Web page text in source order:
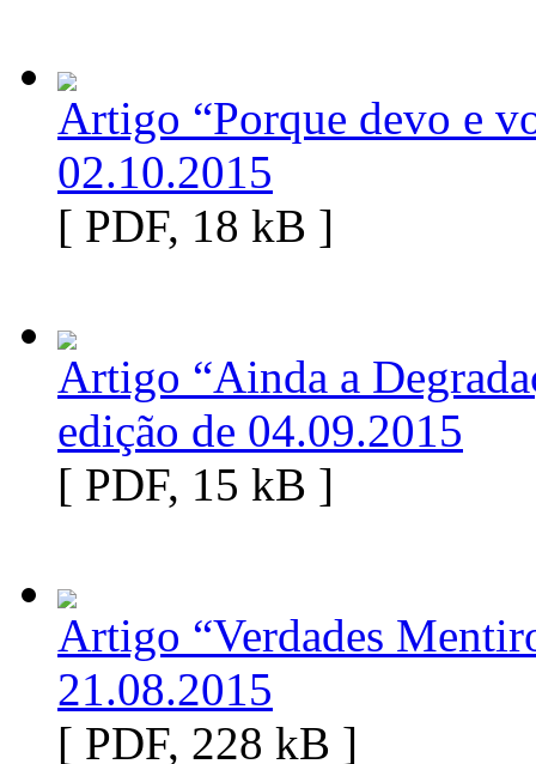
Artigo “Porque devo e
02.10.2015
[ PDF, 18 kB ]
Artigo “Ainda a
edição de 04.09.2015
[ PDF, 15 kB ]
Artigo “Verdades
21.08.2015
[ PDF, 228 kB ]